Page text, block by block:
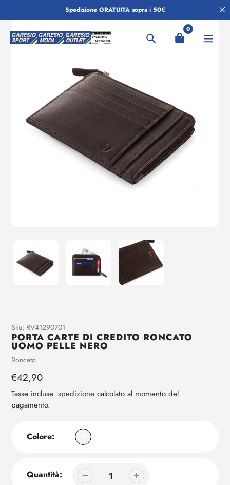
al
contenuto
Spedizione GRATUITA sopra i 50€
Ricerca
0
Aggiunta
di
prodotto
al
tuo
carrello
Sku: RV41290701
PORTA CARTE DI CREDITO RONCATO
UOMO PELLE NERO
Venditrice
Roncato
Prezzo
regolare
€42,90
Tasse incluse. spedizione calcolato al momento del
pagamento.
Colore:
Quantità: